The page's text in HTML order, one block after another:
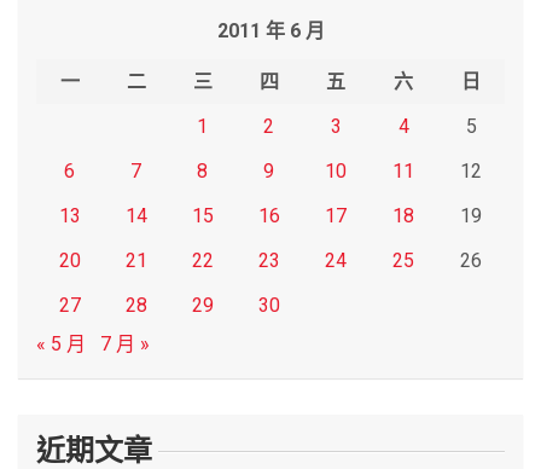
2011 年 6 月
一 二 三 四 五 六
日
1
2 3 4
5
6
7 8 9 10 11
12
13
14 15 16 17 18
19
20
21 22 23 24 25
26
27
28 29
30
« 5 月
7 月 »
近期文章